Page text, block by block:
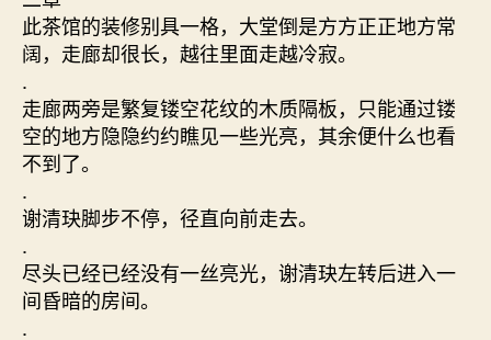
此茶馆的装修别具一格，大堂倒是方方正正地方常
阔，走廊却很长，越往里面走越冷寂。
.
走廊两旁是繁复镂空花纹的木质隔板，只能通过镂
空的地方隐隐约约瞧见一些光亮，其余便什么也看
不到了。
.
谢清玦脚步不停，径直向前走去。
.
尽头已经已经没有一丝亮光，谢清玦左转后进入一
间昏暗的房间。
.